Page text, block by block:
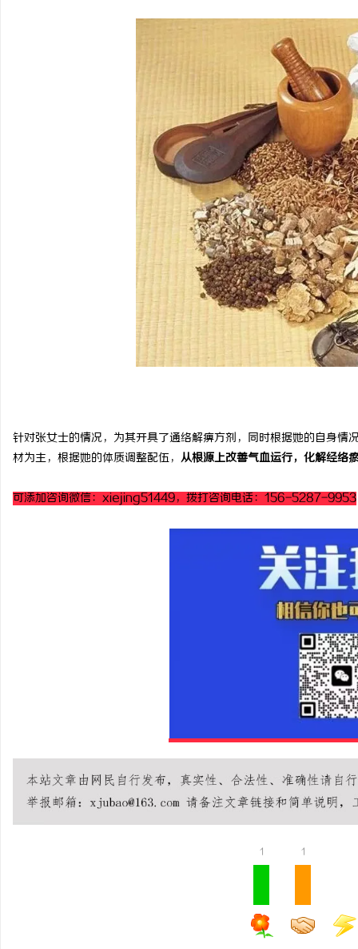
针对张女士的情况，为其开具了通络解痹方剂，同时根据她的自身情
材为主，根据她的体质调整配伍， 从根源上改善气血运行，化解经络
可添加咨询微信：xiejing51449，拨打咨询电话：156-5287-9953
1 1
合肥刑事律师：保护您
法律困境